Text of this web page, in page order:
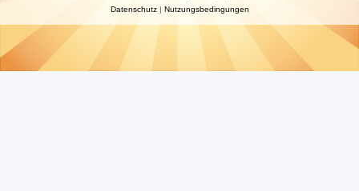
Datenschutz| Nutzungsbedingungen